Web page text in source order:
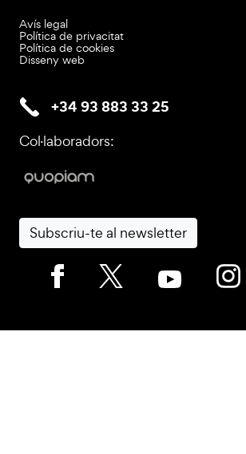
Avís legal
Política de privacitat
Política de cookies
Disseny web
+34 93 883 33 25
Col·laboradors:
Subscriu-te al newsletter